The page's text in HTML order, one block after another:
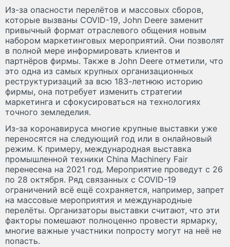
Из-за опасности перелётов и массовых сборов,
которые вызваны COVID-19, John Deere заменит
привычный формат отраслевого общения новым
набором маркетинговых мероприятий. Они позволят
в полной мере информировать клиентов и
партнёров фирмы. Также в John Deere отметили, что
это одна из самых крупных организационных
реструктуризаций за всю 183-летнюю историю
фирмы, она потребует изменить стратегии
маркетинга и сфокусироваться на технологиях
точного земледелия.
Из-за коронавируса многие крупные выставки уже
переносятся на следующий год или в онлайновый
режим. К примеру, международная выставка
промышленной техники China Machinery Fair
перенесена на 2021 год. Мероприятие проведут с 26
по 28 октября. Ряд связанных с COVID-19
ограничений всё ещё сохраняется, например, запрет
на массовые мероприятия и международные
перелёты. Организаторы выставки считают, что эти
факторы помешают полноценно провести ярмарку,
многие важные участники попросту могут на неё не
попасть.